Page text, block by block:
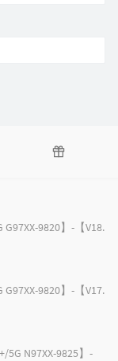
章
G97XX-9820】-【V18.
G97XX-9820】-【V17.
5G N97XX-9825】-